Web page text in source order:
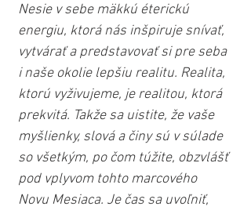
Nesie v sebe mäkkú éterickú
energiu, ktorá nás inšpiruje snívať,
vytvárať a predstavovať si pre seba
i naše okolie lepšiu realitu. Realita,
ktorú vyživujeme, je realitou, ktorá
prekvitá. Takže sa uistite, že vaše
myšlienky, slová a činy sú v súlade
so všetkým, po čom túžite, obzvlášť
pod vplyvom tohto marcového
Novu Mesiaca. Je čas sa uvoľniť,